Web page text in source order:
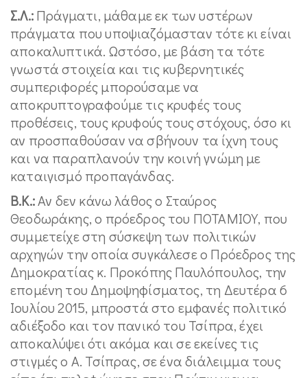
Σ.Λ.:Πράγματι, μάθαμε εκ των υστέρων
πράγματα που υποψιαζόμασταν τότε κι είναι
αποκαλυπτικά. Ωστόσο, με βάση τα τότε
γνωστά στοιχεία και τις κυβερνητικές
συμπεριφορές μπορούσαμε να
αποκρυπτογραφούμε τις κρυφές τους
προθέσεις, τους κρυφούς τους στόχους, όσο κι
αν προσπαθούσαν να σβήνουν τα ίχνη τους
και να παραπλανούν την κοινή γνώμη με
καταιγισμό προπαγάνδας.
Β.Κ.:Αν δεν κάνω λάθος ο Σταύρος
Θεοδωράκης, ο πρόεδρος του ΠΟΤΑΜΙΟΥ, που
συμμετείχε στη σύσκεψη των πολιτικών
αρχηγών την οποία συγκάλεσε ο Πρόεδρος της
Δημοκρατίας κ. Προκόπης Παυλόπουλος, την
επομένη του Δημοψηφίσματος, τη Δευτέρα 6
Ιουλίου 2015, μπροστά στο εμφανές πολιτικό
αδιέξοδο και τον πανικό του Τσίπρα, έχει
αποκαλύψει ότι ακόμα και σε εκείνες τις
στιγμές ο Α. Τσίπρας, σε ένα διάλειμμα τους